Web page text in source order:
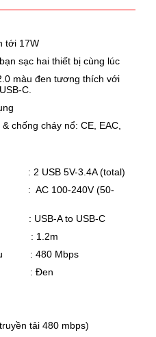
tới 17W
sạc hai thiết bị cùng lúc
màu đen tương thích với
C.
chống cháy nổ: CE, EAC,
5V-3.4A (total)
100-240V (50-
A to USB-C
: 1.2m
liệu : 480 Mbps
Đen
tải 480 mbps)